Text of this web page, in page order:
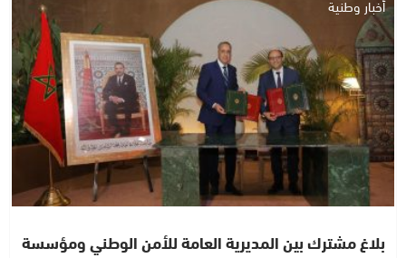
أخبار وطنية
بلاغ مشترك بين المديرية العامة للأمن الوطني ومؤسسة